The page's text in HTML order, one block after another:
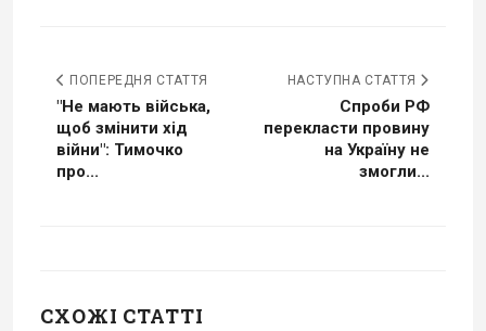
ПОПЕРЕДНЯ СТАТТЯ
"Не мають війська,
щоб змінити хід
війни": Тимочко
про...
НАСТУПНА СТАТТЯ
Спроби РФ
перекласти провину
на Україну не
змогли...
СХОЖІ СТАТТІ